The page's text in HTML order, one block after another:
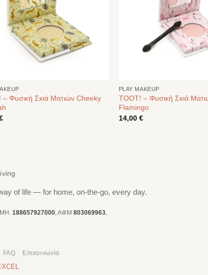
– Φυσική Σκιά Ματιών Cheeky
PLAY MAKEUP
TOOT! – Φυσική Σκιά
Flamingo
14,00 €
of life — for home, on-the-go, every day.
188657927000, ΑΦΜ 803069963,
FAQ
Επικοινωνία